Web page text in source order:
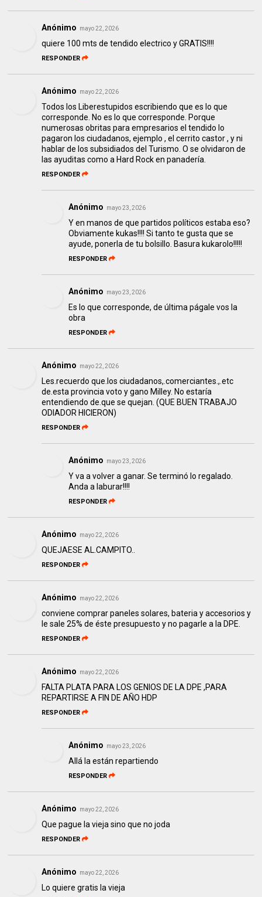
Anónimo mayo 22, 2026
quiere 100 mts de tendido electrico y GRATIS!!!!
RESPONDER
Anónimo mayo 22, 2026
Todos los Liberestupidos escribiendo que es lo que
corresponde. No es lo que corresponde. Porque
numerosas obritas para empresarios el tendido lo
pagaron los ciudadanos, ejemplo , el cerrito castor , y ni
hablar de los subsidiados del Turismo. O se olvidaron de
las ayuditas como a Hard Rock en panadería.
RESPONDER
Anónimo mayo 23, 2026
Y en manos de que partidos políticos estaba eso?
Obviamente kukas!!!! Si tanto te gusta que se
ayude, ponerla de tu bolsillo. Basura kukarolo!!!!!
RESPONDER
Anónimo mayo 23, 2026
Es lo que corresponde, de última págale vos la
obra
RESPONDER
Anónimo mayo 22, 2026
Les.recuerdo que.los ciudadanos,.comerciantes.,.etc
de.esta provincia voto y gano Milley. No estaría
entendiendo de.que se quejan. (QUE BUEN TRABAJO
ODIADOR HICIERON)
RESPONDER
Anónimo mayo 23, 2026
Y va a volver a ganar. Se terminó lo regalado.
Anda a laburar!!!!
RESPONDER
Anónimo mayo 22, 2026
QUEJAESE AL.CAMPITO..
RESPONDER
Anónimo mayo 22, 2026
conviene comprar paneles solares, bateria y accesorios y
le sale 25% de éste presupuesto y no pagarle a la DPE.
RESPONDER
Anónimo mayo 22, 2026
FALTA PLATA PARA LOS GENIOS DE LA DPE ,PARA
REPARTIRSE A FIN DE AÑO HDP
RESPONDER
Anónimo mayo 23, 2026
Allá la están repartiendo
RESPONDER
Anónimo mayo 22, 2026
Que pague la vieja sino que no joda
RESPONDER
Anónimo mayo 22, 2026
Lo quiere gratis la vieja